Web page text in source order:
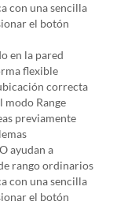
con una sencilla
el botón
en la pared
flexible
correcta
modo Range
previamente
ayudan a
rango ordinarios
con una sencilla
el botón